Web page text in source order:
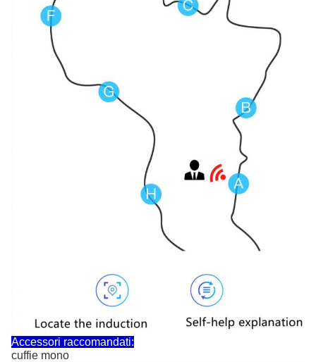
Accessori raccomandati:
cuffie mono